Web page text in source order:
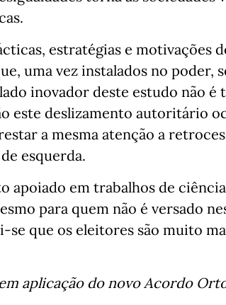
estratégias e motivações
uma vez instalados no poder,
inovador deste estudo não é
este deslizamento autoritário
a mesma atenção a
esquerda.
apoiado em trabalhos de
para quem não é versado
se que os eleitores são muito
aplicação do novo Acordo